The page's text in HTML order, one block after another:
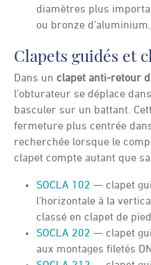
diamètres plus
ou bronze d’aluminium.
Clapets guidés et
Dans un clapet anti-retour
l’obturateur se déplace
basculer sur un battant.
fermeture plus centrée
recherchée lorsque le
clapet compte autant que
SOCLA 102 — clapet
l’horizontale à la
classé en clapet de
SOCLA 202 — clapet
aux montages filetés